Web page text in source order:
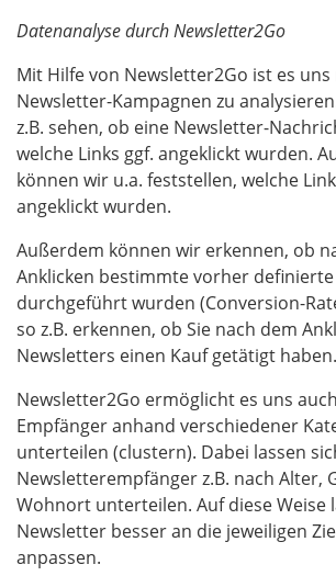
Datenanalyse durch Newsletter2Go
Mit Hilfe von Newsletter2Go ist es
Newsletter-Kampagnen zu
z.B. sehen, ob eine Newsletter-
welche Links ggf. angeklickt wurden.
können wir u.a. feststellen, welche
angeklickt wurden.
Außerdem können wir erkennen, ob
Anklicken bestimmte vorher
durchgeführt wurden (Conversion-
so z.B. erkennen, ob Sie nach dem
Newsletters einen Kauf getätigt haben.
Newsletter2Go ermöglicht es uns
Empfänger anhand verschiedener
unterteilen (clustern). Dabei lassen
Newsletterempfänger z.B. nach Alter,
Wohnort unterteilen. Auf diese Weise
Newsletter besser an die jeweiligen
anpassen.